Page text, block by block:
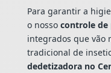
Para garantir a
o nosso controle de
integrados que vão
tradicional de
dedetizadora no